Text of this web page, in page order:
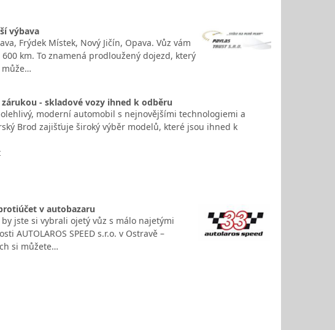
výbava
Frýdek Místek, Nový Jičín, Opava. Vůz vám
km. To znamená prodloužený dojezd, který
může…
- skladové vozy ihned k odběru
moderní automobil s nejnovějšími technologiemi a
Brod zajišťuje široký výběr modelů, které jsou ihned k
v autobazaru
jste si vybrali ojetý vůz s málo najetými
AUTOLAROS SPEED s.r.o. v Ostravě –
si můžete…